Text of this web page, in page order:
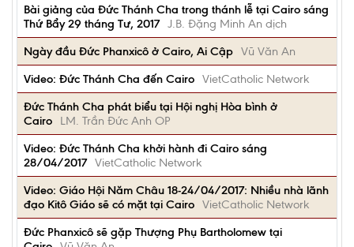
Bài giảng của Đức Thánh Cha trong thánh lễ tại Cairo sáng
Thứ Bẩy 29 tháng Tư, 2017 J.B. Đặng Minh An dịch
Ngày đầu Đức Phanxicô ở Cairo, Ai Cập Vũ Văn An
Video: Đức Thánh Cha đến Cairo VietCatholic Network
Đức Thánh Cha phát biểu tại Hội nghị Hòa bình ở
Cairo
LM. Trần Đức Anh OP
Video: Đức Thánh Cha khởi hành đi Cairo sáng
28/04/2017 VietCatholic Network
Video: Giáo Hội Năm Châu 18-24/04/2017: Nhiều nhà lãnh
đạo Kitô Giáo sẽ có mặt tại Cairo VietCatholic Network
Đức Phanxicô sẽ gặp Thượng Phụ Bartholomew tại